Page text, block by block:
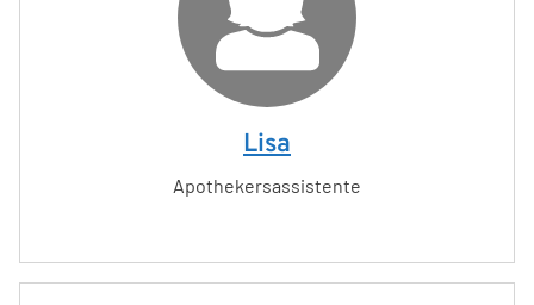
Lisa
Apothekersassistente